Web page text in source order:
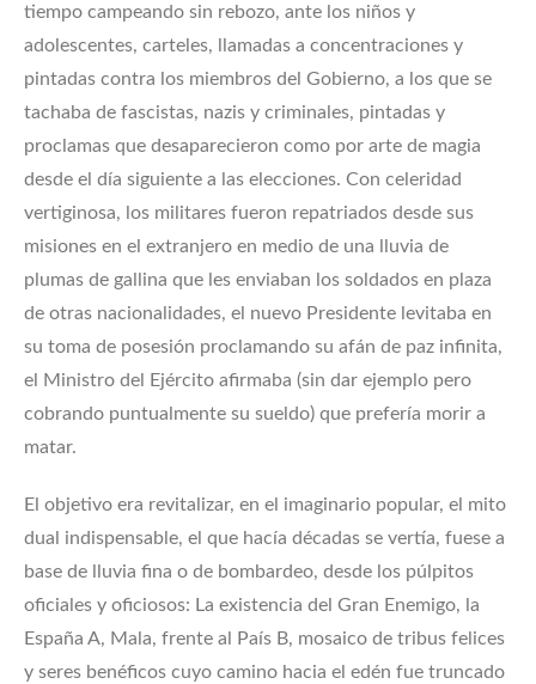
tiempo campeando sin rebozo, ante los niños y
adolescentes, carteles, llamadas a concentraciones y
pintadas contra los miembros del Gobierno, a los que se
tachaba de fascistas, nazis y criminales, pintadas y
proclamas que desaparecieron como por arte de magia
desde el día siguiente a las elecciones. Con celeridad
vertiginosa, los militares fueron repatriados desde sus
misiones en el extranjero en medio de una lluvia de
plumas de gallina que les enviaban los soldados en plaza
de otras nacionalidades, el nuevo Presidente levitaba en
su toma de posesión proclamando su afán de paz infinita,
el Ministro del Ejército afirmaba (sin dar ejemplo pero
cobrando puntualmente su sueldo) que prefería morir a
matar.
El objetivo era revitalizar, en el imaginario popular, el mito
dual indispensable, el que hacía décadas se vertía, fuese a
base de lluvia fina o de bombardeo, desde los púlpitos
oficiales y oficiosos: La existencia del Gran Enemigo, la
España A, Mala, frente al País B, mosaico de tribus felices
y seres benéficos cuyo camino hacia el edén fue truncado